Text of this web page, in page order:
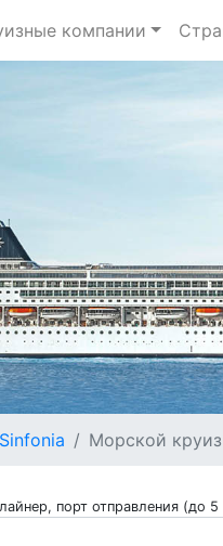
компании
Морской
порт отправления (до 5